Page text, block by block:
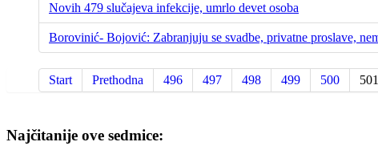
Novih 479 slučajeva infekcije, umrlo devet osoba
Borovinić- Bojović: Zabranjuju se svadbe, privatne proslave,
Start Prethodna 496 497 498 499 500 501
Najčitanije ove sedmice: